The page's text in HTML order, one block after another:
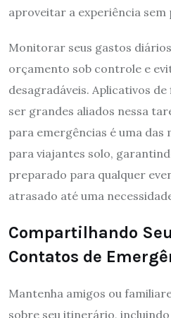
aproveitar a experiência sem
Monitorar seus gastos
orçamento sob controle e
desagradáveis. Aplicativos
ser grandes aliados nessa
para emergências é uma
para viajantes solo,
preparado para qualquer
atrasado até uma
Compartilhando
Contatos de
Mantenha amigos ou
sobre seu itinerário,